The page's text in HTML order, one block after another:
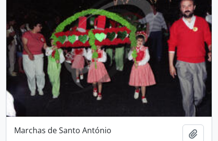
Marchas de Santo António